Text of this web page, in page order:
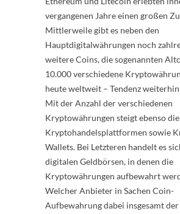
vergangenen Jahre einen großen
Mittlerweile gibt es neben den
Hauptdigitalwährungen noch
weitere Coins, die sogenannten
10.000 verschiedene
heute weltweit – Tendenz
Mit der Anzahl der verschiedenen
Kryptowährungen steigt ebenso
Kryptohandelsplattformen sowie
Wallets. Bei Letzteren handelt es
digitalen Geldbörsen, in denen die
Kryptowährungen aufbewahrt
Welcher Anbieter in Sachen Coin-
Aufbewahrung dabei insgesamt